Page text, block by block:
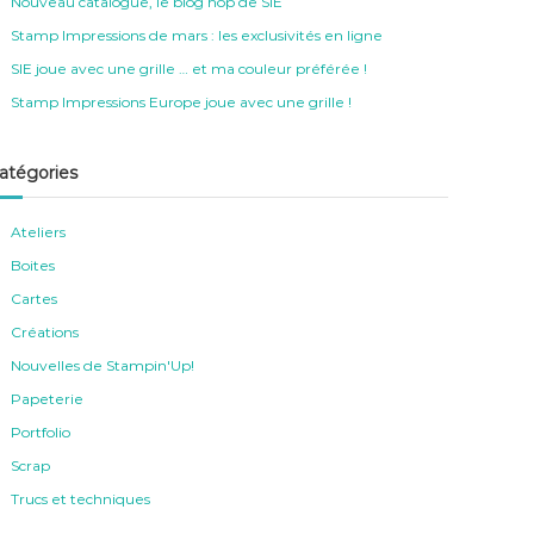
Stamp Impressions de mars : les exclusivités en ligne
SIE joue avec une grille … et ma couleur préférée !
Stamp Impressions Europe joue avec une grille !
Ateliers
Boites
Cartes
Créations
Nouvelles de Stampin'Up!
Papeterie
Portfolio
Scrap
Trucs et techniques